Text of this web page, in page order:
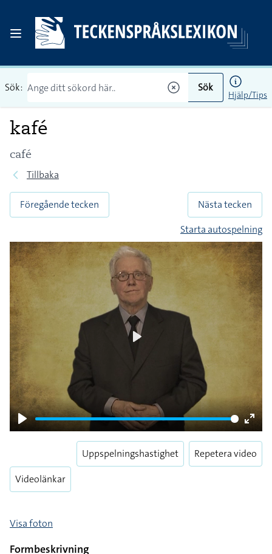
Sök: Sök
Hjälp/Tips
kafé
café
Tillbaka
Föregående tecken
Nästa tecken
Starta autospelning
Play
Enter
Videolänkar
Uppspelningshastighet Repetera video
Visa foton
Formbeskrivning